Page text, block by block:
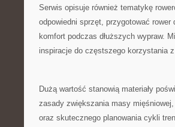
Serwis opisuje również tematykę
odpowiedni sprzęt, przygotować
komfort podczas dłuższych wypraw.
inspiracje do częstszego korzystania
Dużą wartość stanowią materiały
zasady zwiększania masy
oraz skutecznego planowania cykli